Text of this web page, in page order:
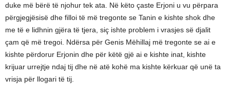
duke më bërë të njohur tek ata. Në këto çaste Erjoni u vu përpara
përgjegjësisë dhe filloi të më tregonte se Tanin e kishte shok dhe
me të e lidhnin gjëra të tjera, siç ishte problem i vrasjes së djalit
çam që më tregoi. Ndërsa për Genis Mëhillaj më tregonte se ai e
kishte përdorur Erjonin dhe për këtë gjë ai e kishte inat, kishte
krijuar urrejtje ndaj tij dhe në atë kohë ma kishte kërkuar që unë ta
vrisja për llogari të tij.